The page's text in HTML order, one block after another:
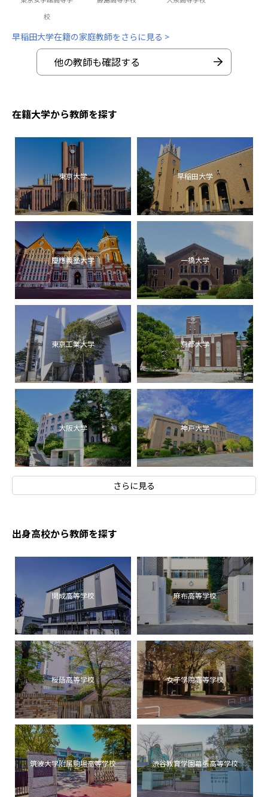
校
早稲田大学在籍の家庭教師をさらに見る >
他の教師も確認する
在籍大学から教師を探す
東京大学 早稲田大学
慶應義塾大学 一橋大学
東京工業大学 京都大学
大阪大学 神戸大学
さらに見る
出身高校から教師を探す
開成高等学校 麻布高等学校
桜蔭高等学校 女子学院高等学校
筑波大学附属駒場高等学校 渋谷教育学園幕張高等学校